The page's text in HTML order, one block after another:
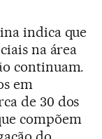
indica que
na área
continuam.
em
de 30 dos
compõem